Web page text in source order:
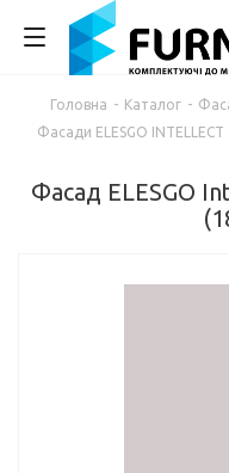
Головна - Каталог -
Фасади ELESGO INTELLECT
Фасад ELESGO